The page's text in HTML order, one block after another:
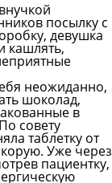
посылку с
девушка
кашлять,
неожиданно,
шоколад,
в
совету
таблетку от
Уже через
пациентку,